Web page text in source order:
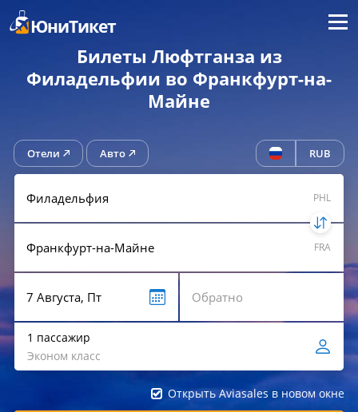
ЮниТикет Меню
Билеты Люфтганза из
Филадельфии во Франкфурт-на-
Майне
Отели Авто RUB
PHL
FRA
1 пассажир
Эконом класс
Открыть Aviasales в новом окне